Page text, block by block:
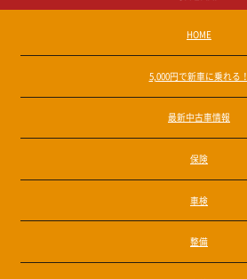
HOME
5,000円で新車に乗れる！
最新中古車情報
保険
車検
整備